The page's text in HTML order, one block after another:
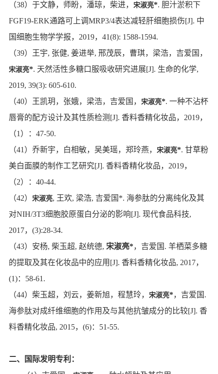
（38）于文静，师盼，潘琼，柴进， 宋淑亮*. 胆汁淤积下
FGF19-ERK通路可上调MRP3/4表达减轻肝细胞损伤[J]. 中
国细胞生物学学报， 2019， 41(8): 1588-1594.
（39）王宇, 张健, 姜进举, 邢茂辰，曹琪，梁浩，吉爱国，
宋淑亮*. 天然活性多糖口服吸收研究进展[J]. 生命的化学,
2019, 39(3): 605-610.
（40）王凯玥，张娥，梁浩，吉爱国， 宋淑亮*. 一种不沾杯
唇膏的配方设计及其性质检测 [J]. 香料香精化妆品， 2019，
（1 ）： 47-50.
（41 ）乔新宇，白相敏，吴美瑶，郑玲燕， 宋淑亮*. 甘草粉
美白面膜的制作工艺研究[J]. 香料香精化妆品， 2019，
（2）： 40-44.
（42） 宋淑亮, 王欢, 梁浩, 吉爱国 *. 海参肽的分离纯化及其
对NIH/3T3细胞胶原蛋白分泌的影响[J]. 现代食品科技,
2017， (3):28-34.
（43）安杨, 柴玉超, 赵统德, 宋淑亮*，吉爱国 . 羊栖菜多糖
的提取及其在化妆品中的应用 [J]. 香料香精化妆品, 2017，
(1)： 58-61.
（44）柴玉超，刘云，姜新旭，程慧玲， 宋淑亮*，吉爱国 .
海参肽对成纤维细胞的作用及与其他抗皱成分的比较[J]. 香
料香精化妆品, 2015， (6)： 51-55.
二、国际发明专利：